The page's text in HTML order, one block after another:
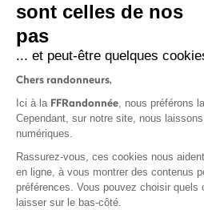
Protection des
Politique de
sont celles de nos
pas
... et peut-être quelques
Chers randonneurs,
Ici à la FFRandonnée, nous préférons
Cependant, sur notre site, nous
numériques.
Rassurez-vous, ces cookies nous
en ligne, à vous montrer des contenus
préférences. Vous pouvez choisir
laisser sur le bas-côté.